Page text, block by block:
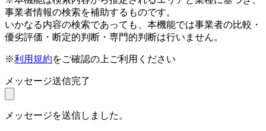
事業者情報の検索を補助するものです。
いかなる内容の検索であっても、本機能では事業者の比較・
優劣評価・断定的判断・専門的判断は行いません。
※利用規約をご確認の上ご利用ください
メッセージ送信完了
メッセージを送信しました。